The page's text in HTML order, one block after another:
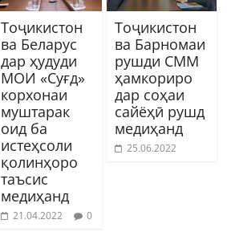
Тоҷикистон
ва Беларус
дар ҳудуди
МОИ «Суғд»
корхонаи
муштарак
оид ба
истеҳсоли
қолинҳоро
таъсис
медиҳанд
21.04.2022 0
Тоҷикистон
ва Барномаи
рушди СММ
ҳамкориро
дар соҳаи
сайёҳӣ рушд
медиҳанд
25.06.2022